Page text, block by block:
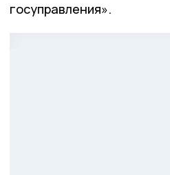
госуправления».